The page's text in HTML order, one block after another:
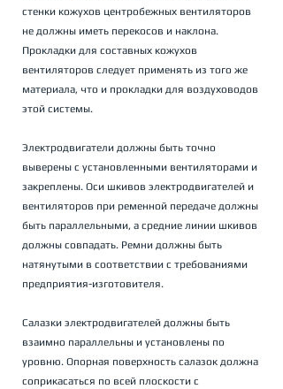
стенки кожухов центробежных вентиляторов
не должны иметь перекосов и наклона.
Прокладки для составных кожухов
вентиляторов следует применять из того же
материала, что и прокладки для воздуховодов
этой системы.
Электродвигатели должны быть точно
выверены с установленными вентиляторами и
закреплены. Оси шкивов электродвигателей и
вентиляторов при ременной передаче должны
быть параллельными, а средние линии шкивов
должны совпадать. Ремни должны быть
натянутыми в соответствии с требованиями
предприятия-изготовителя.
Салазки электродвигателей должны быть
взаимно параллельны и установлены по
уровню. Опорная поверхность салазок должна
соприкасаться по всей плоскости с